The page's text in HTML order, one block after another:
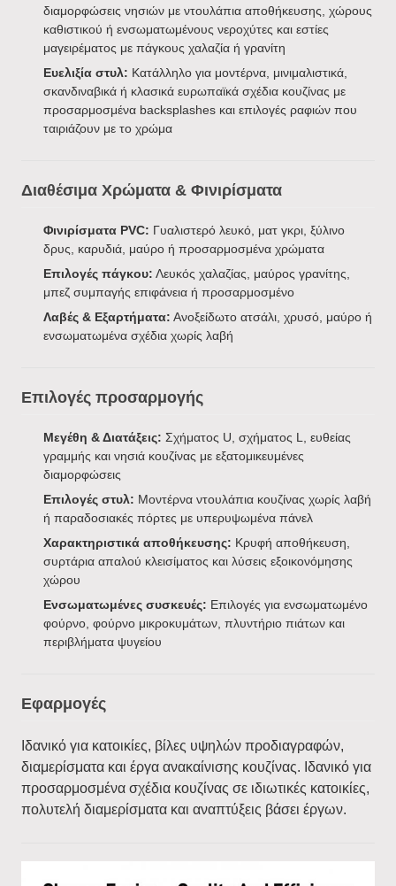
διαμορφώσεις νησιών με ντουλάπια αποθήκευσης, χώρους
καθιστικού ή ενσωματωμένους νεροχύτες και εστίες
μαγειρέματος με πάγκους χαλαζία ή γρανίτη
Ευελιξία στυλ: Κατάλληλο για μοντέρνα, μινιμαλιστικά,
σκανδιναβικά ή κλασικά ευρωπαϊκά σχέδια κουζίνας με
προσαρμοσμένα backsplashes και επιλογές ραφιών που
ταιριάζουν με το χρώμα
Διαθέσιμα Χρώματα & Φινιρίσματα
Φινιρίσματα PVC: Γυαλιστερό λευκό, ματ γκρι, ξύλινο
δρυς, καρυδιά, μαύρο ή προσαρμοσμένα χρώματα
Επιλογές πάγκου: Λευκός χαλαζίας, μαύρος γρανίτης,
μπεζ συμπαγής επιφάνεια ή προσαρμοσμένο
Λαβές & Εξαρτήματα: Ανοξείδωτο ατσάλι, χρυσό, μαύρο ή
ενσωματωμένα σχέδια χωρίς λαβή
Επιλογές προσαρμογής
Μεγέθη & Διατάξεις: Σχήματος U, σχήματος L, ευθείας
γραμμής και νησιά κουζίνας με εξατομικευμένες
διαμορφώσεις
Επιλογές στυλ: Μοντέρνα ντουλάπια κουζίνας χωρίς λαβή
ή παραδοσιακές πόρτες με υπερυψωμένα πάνελ
Χαρακτηριστικά αποθήκευσης: Κρυφή αποθήκευση,
συρτάρια απαλού κλεισίματος και λύσεις εξοικονόμησης
χώρου
Ενσωματωμένες συσκευές: Επιλογές για ενσωματωμένο
φούρνο, φούρνο μικροκυμάτων, πλυντήριο πιάτων και
περιβλήματα ψυγείου
Εφαρμογές
Ιδανικό για κατοικίες, βίλες υψηλών προδιαγραφών,
διαμερίσματα και έργα ανακαίνισης κουζίνας. Ιδανικό για
προσαρμοσμένα σχέδια κουζίνας σε ιδιωτικές κατοικίες,
πολυτελή διαμερίσματα και αναπτύξεις βάσει έργων.